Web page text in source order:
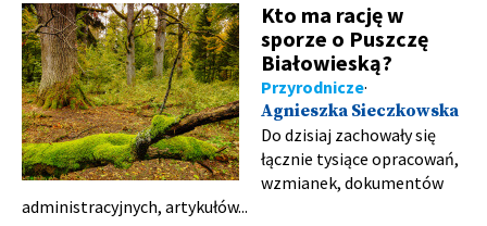
Kto ma rację w
sporze o Puszczę
Białowieską?
Przyrodnicze
Agnieszka Sieczkowska
Do dzisiaj zachowały się
łącznie tysiące opracowań,
wzmianek, dokumentów
administracyjnych, artykułów...